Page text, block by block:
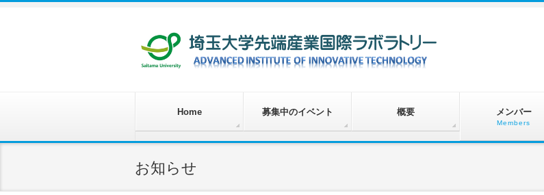
Home 募集中のイベント 概要 メンバー
Members
お知らせ